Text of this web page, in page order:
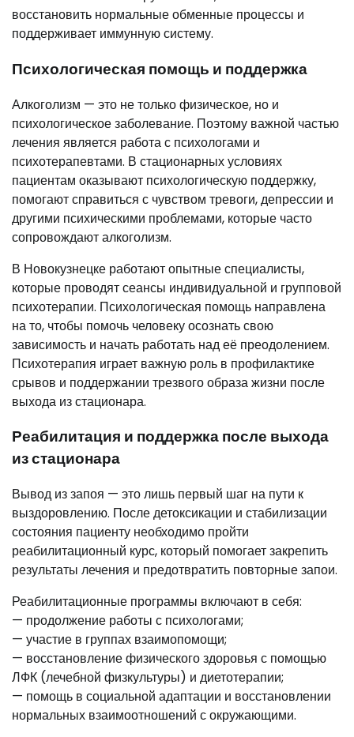
восстановить нормальные обменные процессы и
поддерживает иммунную систему.
Психологическая помощь и поддержка
Алкоголизм — это не только физическое, но и
психологическое заболевание. Поэтому важной частью
лечения является работа с психологами и
психотерапевтами. В стационарных условиях
пациентам оказывают психологическую поддержку,
помогают справиться с чувством тревоги, депрессии и
другими психическими проблемами, которые часто
сопровождают алкоголизм.
В Новокузнецке работают опытные специалисты,
которые проводят сеансы индивидуальной и групповой
психотерапии. Психологическая помощь направлена
на то, чтобы помочь человеку осознать свою
зависимость и начать работать над её преодолением.
Психотерапия играет важную роль в профилактике
срывов и поддержании трезвого образа жизни после
выхода из стационара.
Реабилитация и поддержка после выхода
из стационара
Вывод из запоя — это лишь первый шаг на пути к
выздоровлению. После детоксикации и стабилизации
состояния пациенту необходимо пройти
реабилитационный курс, который помогает закрепить
результаты лечения и предотвратить повторные запои.
Реабилитационные программы включают в себя:
— продолжение работы с психологами;
— участие в группах взаимопомощи;
— восстановление физического здоровья с помощью
ЛФК (лечебной физкультуры) и диетотерапии;
— помощь в социальной адаптации и восстановлении
нормальных взаимоотношений с окружающими.